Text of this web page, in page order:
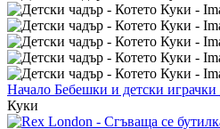
Начало Бебешки и детски играчки
Куки